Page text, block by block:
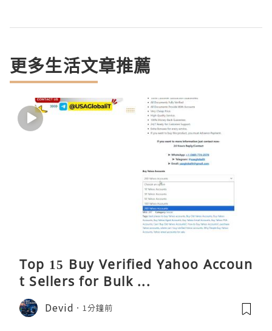
更多生活文章推薦
Top 15 Buy Verified Yahoo Accoun
t Sellers for Bulk ...
Devid 1分鐘前